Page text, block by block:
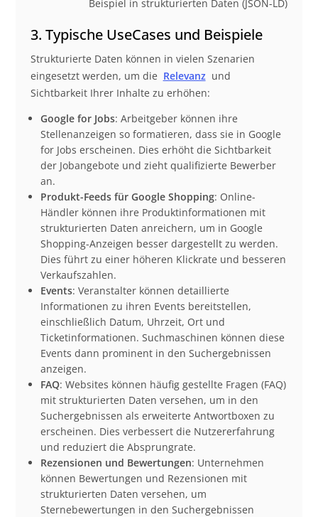
Beispiel in strukturierten Daten (JSON-LD)
3. Typische UseCases und Beispiele
Strukturierte Daten können in vielen Szenarien
eingesetzt werden, um die Relevanz und
Sichtbarkeit Ihrer Inhalte zu erhöhen:
Google for Jobs: Arbeitgeber können ihre
Stellenanzeigen so formatieren, dass sie in Google
for Jobs erscheinen. Dies erhöht die Sichtbarkeit
der Jobangebote und zieht qualifizierte Bewerber
an.
Produkt-Feeds für Google Shopping: Online-
Händler können ihre Produktinformationen mit
strukturierten Daten anreichern, um in Google
Shopping-Anzeigen besser dargestellt zu werden.
Dies führt zu einer höheren Klickrate und besseren
Verkaufszahlen.
Events: Veranstalter können detaillierte
Informationen zu ihren Events bereitstellen,
einschließlich Datum, Uhrzeit, Ort und
Ticketinformationen. Suchmaschinen können diese
Events dann prominent in den Suchergebnissen
anzeigen.
FAQ: Websites können häufig gestellte Fragen (FAQ)
mit strukturierten Daten versehen, um in den
Suchergebnissen als erweiterte Antwortboxen zu
erscheinen. Dies verbessert die Nutzererfahrung
und reduziert die Absprungrate.
Rezensionen und Bewertungen: Unternehmen
können Bewertungen und Rezensionen mit
strukturierten Daten versehen, um
Sternebewertungen in den Suchergebnissen